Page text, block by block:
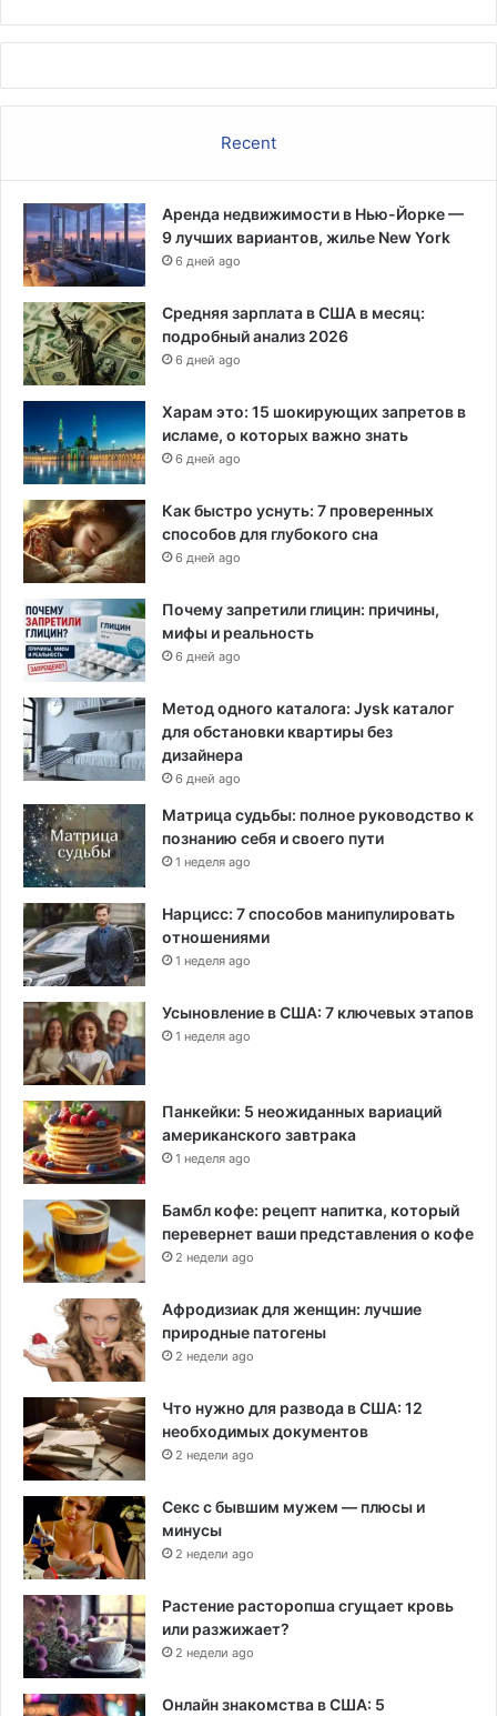
ь
г
а
т
е
л
ь
с
т
в
х
Recent
Аренда недвижимости в Нью-Йорке —
9 лучших вариантов, жилье New York
6 дней ago
Средняя зарплата в США в месяц:
подробный анализ 2026
6 дней ago
Харам это: 15 шокирующих запретов в
исламе, о которых важно знать
6 дней ago
Как быстро уснуть: 7 проверенных
способов для глубокого сна
6 дней ago
Почему запретили глицин: причины,
мифы и реальность
6 дней ago
Метод одного каталога: Jysk каталог
для обстановки квартиры без
дизайнера
6 дней ago
Матрица судьбы: полное руководство к
познанию себя и своего пути
1 неделя ago
Нарцисс: 7 способов манипулировать
отношениями
1 неделя ago
Усыновление в США: 7 ключевых этапов
1 неделя ago
Панкейки: 5 неожиданных вариаций
американского завтрака
1 неделя ago
Бамбл кофе: рецепт напитка, который
перевернет ваши представления о кофе
2 недели ago
Афродизиак для женщин: лучшие
природные патогены
2 недели ago
Что нужно для развода в США: 12
необходимых документов
2 недели ago
Секс с бывшим мужем — плюсы и
минусы
2 недели ago
Растение расторопша сгущает кровь
или разжижает?
2 недели ago
Онлайн знакомства в США: 5